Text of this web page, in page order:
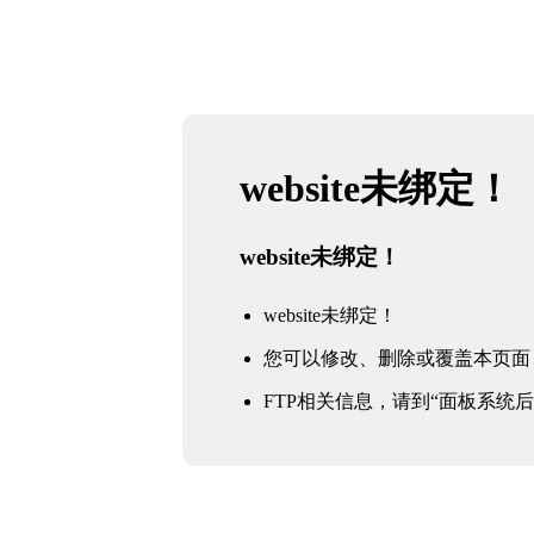
website未绑定！
website未绑定！
website未绑定！
您可以修改、删除或覆盖本页面
FTP相关信息，请到“面板系统